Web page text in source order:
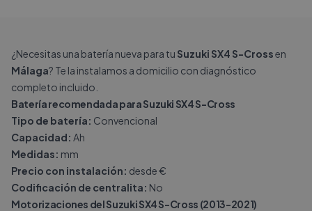
¿Necesitas una batería nueva para tu Suzuki SX4 S-Crossen
Málaga? Te la instalamos a domicilio con diagnóstico
completo incluido.
Batería recomendada para Suzuki SX4 S-Cross
Tipo de batería: Convencional
Capacidad: Ah
Medidas: mm
Precio con instalación: desde €
Codificación de centralita: No
Motorizaciones del Suzuki SX4 S-Cross (2013-2021)